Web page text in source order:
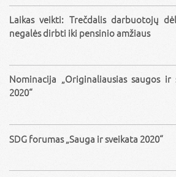
Laikas veikti: Trečdalis darbuotojų
negalės dirbti iki pensinio amžiaus
Nominacija „Originaliausias saugos ir
2020“
SDG forumas „Sauga ir sveikata 2020“